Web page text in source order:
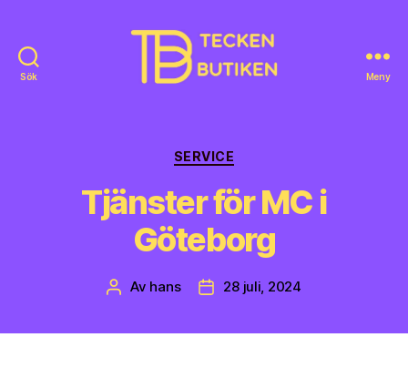
Sök Meny
Kategorier
SERVICE
Tjänster för MC i
Göteborg
Inläggsförfattare
Av hans Inläggsdatum
28 juli, 2024